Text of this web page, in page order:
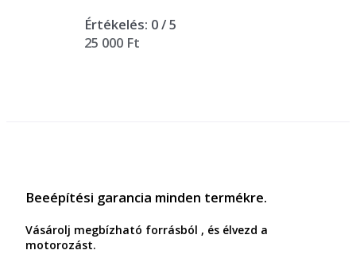
Értékelés: 0/ 5
25 000 Ft
Beeépítési garancia minden termékre.
Vásárolj megbízható forrásból , és élvezd a
motorozást.